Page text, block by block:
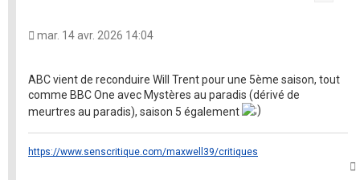
mar. 14 avr. 2026 14:04
ABC vient de reconduire Will Trent pour une 5ème saison, tout
comme BBC One avec Mystères au paradis (dérivé de
meurtres au paradis), saison 5 également
https://www.senscritique.com/maxwell39/critiques